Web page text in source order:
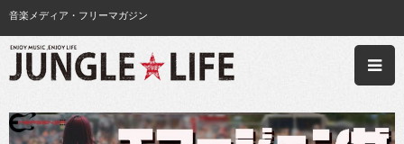
音楽メディア・フリーマガジン